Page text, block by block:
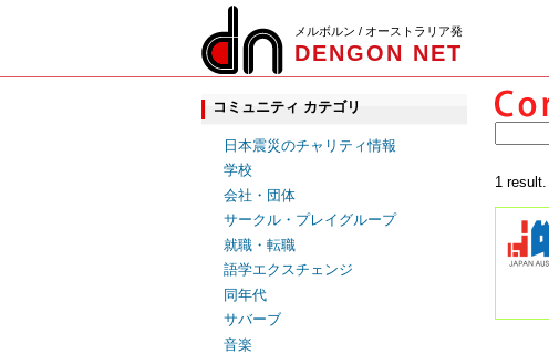
メルボルン / オーストラリア発
DENGON NET
コミュニティ カテゴリ
日本震災のチャリティ情報
学校
会社・団体
サークル・プレイグループ
就職・転職
語学エクスチェンジ
同年代
サバーブ
音楽
1 result.